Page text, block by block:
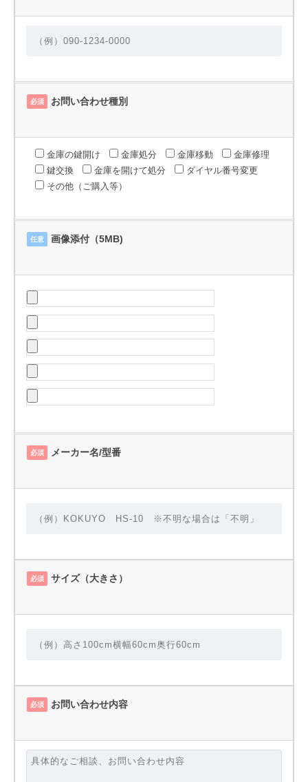
必須 お問い合わせ種別
金庫の鍵開け 金庫処分 金庫移動
金庫修理
鍵交換
金庫を開けて処分
ダイヤル番号変更
その他（ご購入等）
任意 画像添付（5MB)
必須 メーカー名/型番
必須 サイズ（大きさ）
必須 お問い合わせ内容